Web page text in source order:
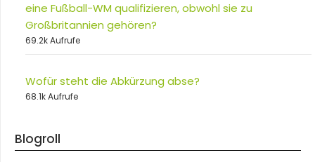
eine Fußball-WM qualifizieren, obwohl sie zu
Großbritannien gehören?
69.2k Aufrufe
Wofür steht die Abkürzung abse?
68.1k Aufrufe
Blogroll